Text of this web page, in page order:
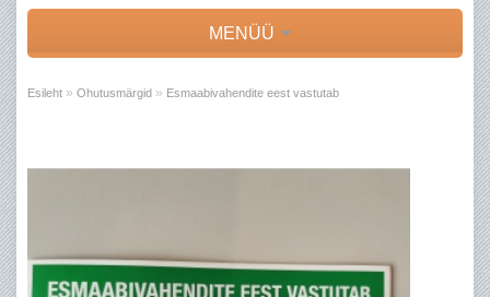
MENÜÜ
Esileht » Ohutusmärgid » Esmaabivahendite eest vastutab